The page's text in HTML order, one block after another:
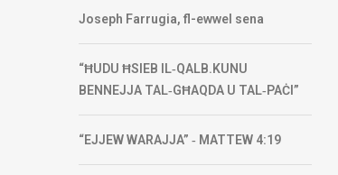
Joseph Farrugia, fl-ewwel sena
“ĦUDU ĦSIEB IL‑QALB.KUNU
BENNEJJA TAL‑GĦAQDA U TAL‑PAĊI”
“EJJEW WARAJJA” ‑ MATTEW 4:19